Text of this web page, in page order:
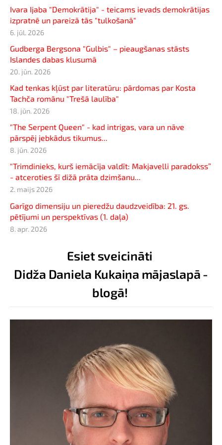
Ivara Ijaba "Demokrātija" - teicams ievads demokrātijas
izpratnē un pareizā tās "tulkošanā"
6. jūl. 2026
Gudberga Bergsona "Gulbis" – pieaugšanas stāsts
Islandes dabas klusumā
20. jūn. 2026
Kad tenkas kļūst par literatūru: pārdomas par Kosta
Tachča romānu "Trešā laulība"
18. jūn. 2026
"The Serpent Queen" - kad intrigas, vara un nāve
pārspēj jebkādus tikumus...
8. jūn. 2026
"Trimdinieks, kurš iemācīja valdīt: Makjavelli paradokss”
- atceroties šī dižā prāta dzimšanu...
2. maijs 2026
Garīgo dimensiju un pieredžu daudzveidība: 21. gs.
pētījumi un perspektīvas (1. daļa)
8. apr. 2026
Esiet sveicināti
Didža Daniela Kukaiņa mājaslapā -
blogā!